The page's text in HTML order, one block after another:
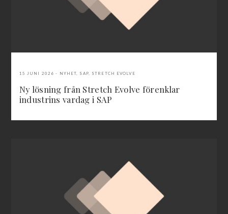
15 JUNI 2026 NYHET SAP, STRETCH EVOLVE
Ny lösning från Stretch Evolve förenklar
industrins vardag i SAP